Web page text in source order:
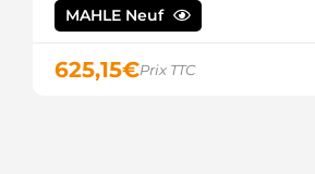
MAHLE Neuf
625,15€Prix TTC